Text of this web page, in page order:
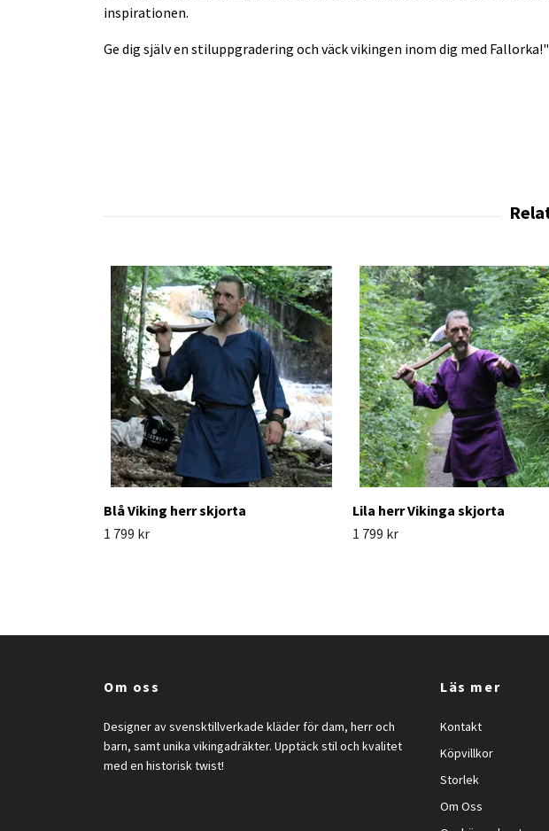
inspirationen.
Ge dig själv en stiluppgradering och väck vikingen inom dig med Fallorka!"
Blå Viking herr skjorta
1 799 kr
Lila herr Vikinga skjorta
1 799 kr
Om oss
Designer av svensktillverkade kläder för dam, herr och
barn, samt unika vikingadräkter. Upptäck stil och kvalitet
med en historisk twist!
Läs mer
Kontakt
Köpvillkor
Storlek
Om Oss